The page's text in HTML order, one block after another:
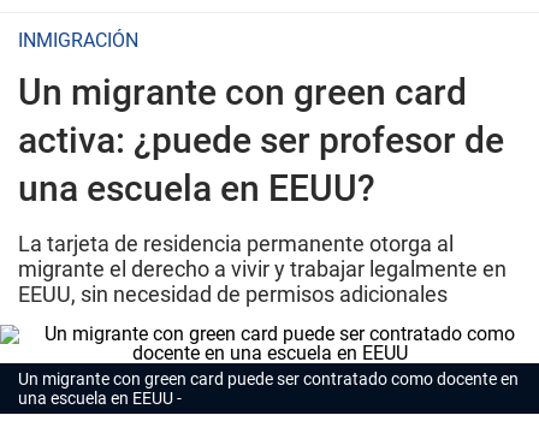
INMIGRACIÓN
Un migrante con green card
activa: ¿puede ser profesor de
una escuela en EEUU?
La tarjeta de residencia permanente otorga al
migrante el derecho a vivir y trabajar legalmente en
EEUU, sin necesidad de permisos adicionales
Un migrante con green card puede ser contratado como docente en
una escuela en EEUU